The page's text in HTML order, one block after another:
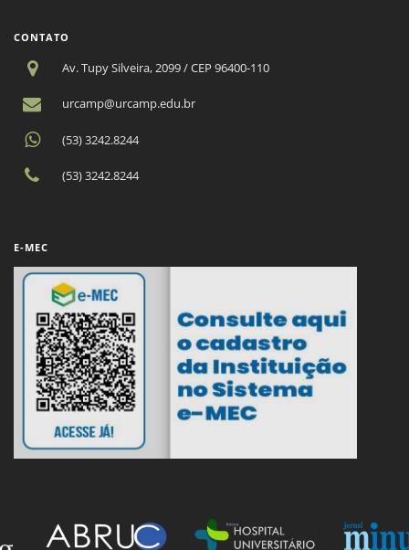
CONTATO
Av. Tupy Silveira, 2099 / CEP 96400-110
urcamp@urcamp.edu.br
(53) 3242.8244
(53) 3242.8244
E-MEC